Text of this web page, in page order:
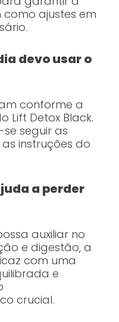
ajustes em
devo usar o
conforme a
Lift Detox Black.
seguir as
instruções do
a perder
auxiliar no
e digestão, a
com uma
e
crucial.